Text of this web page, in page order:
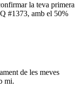
la teva primera
#1373, amb el 50%
de les meves
mi.